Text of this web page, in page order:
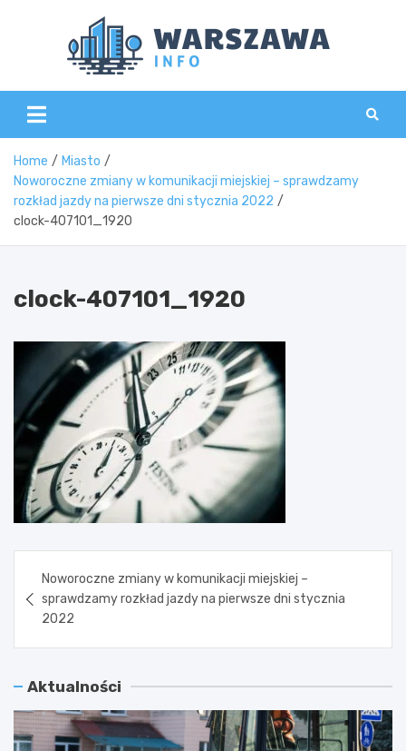
Home
Miasto
Noworoczne zmiany w komunikacji miejskiej – sprawdzamy
rozkład jazdy na pierwsze dni stycznia 2022
clock-407101_1920
clock-407101_1920
wpisu
Noworoczne zmiany w komunikacji miejskiej –
sprawdzamy rozkład jazdy na pierwsze dni stycznia
2022
Aktualności